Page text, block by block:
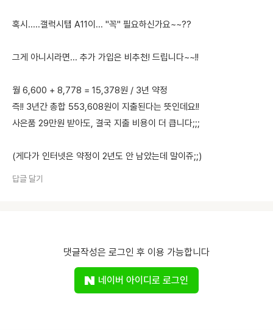
혹시.....갤럭시탭 A11이... "꼭" 필요하신가요~~??
그게 아니시라면... 추가 가입은 비추천! 드립니다~~!!
월 6,600 + 8,778 = 15,378원 / 3년 약정
즉!! 3년간 총합 553,608원이 지출된다는 뜻인데요!!
사은품 29만원 받아도, 결국 지출 비용이 더 큽니다;;;
(게다가 인터넷은 약정이 2년도 안 남았는데 말이쥬;;)
답글 달기
댓글작성은 로그인 후 이용 가능합니다
네이버 아이디로 로그인